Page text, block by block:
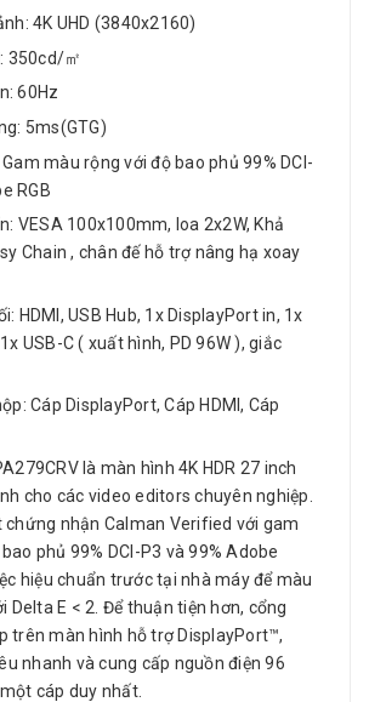
4K UHD (3840x2160)
350cd/㎡
60Hz
5ms(GTG)
màu rộng với độ bao phủ 99% DCI-
RGB
VESA 100x100mm, loa 2x2W, Khả
Chain , chân đế hỗ trợ nâng hạ xoay
HDMI, USB Hub, 1x DisplayPort in, 1x
USB-C ( xuất hình, PD 96W ), giắc
Cáp DisplayPort, Cáp HDMI, Cáp
là màn hình 4K HDR 27 inch
cho các video editors chuyên nghiệp.
chứng nhận Calman Verified với gam
phủ 99% DCI-P3 và 99% Adobe
hiệu chuẩn trước tại nhà máy để màu
Delta E < 2. Để thuận tiện hơn, cổng
trên màn hình hỗ trợ DisplayPort™,
nhanh và cung cấp nguồn điện 96
cáp duy nhất.